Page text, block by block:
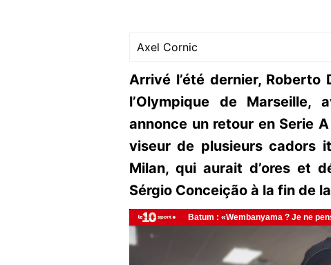
Axel Cornic
Arrivé l’été dernier,
l’Olympique de Marseille,
annonce un retour en Serie
viseur de plusieurs cadors
Milan, qui aurait d’ores et
Sérgio Conceição à la fin de